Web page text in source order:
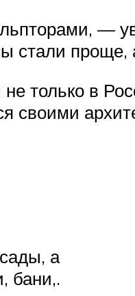
—
стали
только в
своими
а
бани,.